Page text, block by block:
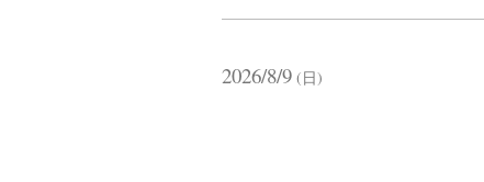
2026/8/9 (日)